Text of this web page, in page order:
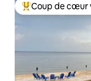
Coups de cœur
Coup de cœur